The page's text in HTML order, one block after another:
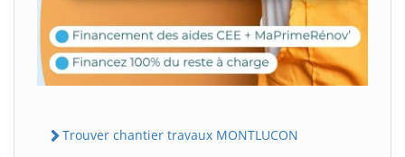
Trouver chantier travaux MONTLUCON